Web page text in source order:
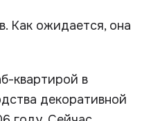
Как ожидается, она
квартирой в
декоративной